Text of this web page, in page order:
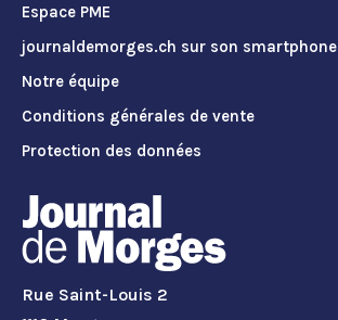
Espace PME
journaldemorges.ch sur son smartphone
Notre équipe
Conditions générales de vente
Protection des données
Rue Saint-Louis 2